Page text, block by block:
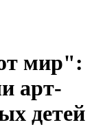
мир":
арт-
детей